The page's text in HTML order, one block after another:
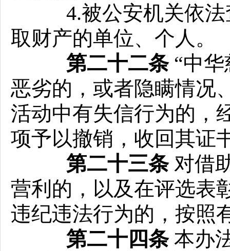
4.被公安机关依法
取财产的单位、个人。
第二十二条“中华
恶劣的，或者隐瞒情况
活动中有失信行为的，
项予以撤销，收回其证
第二十三条对借
营利的，以及在评选表
违纪违法行为的，按照
第二十四条本办